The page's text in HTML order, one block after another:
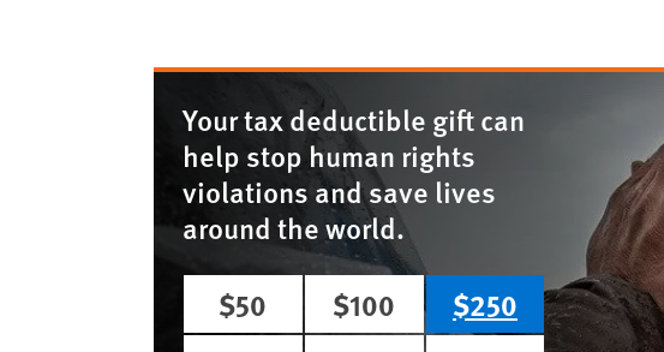
Your tax deductible gift can
help stop human rights
violations and save lives
around the world.
$50
$100
$250